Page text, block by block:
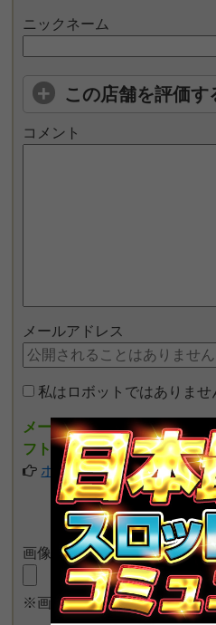
ニックネーム
この店舗を評価す
コメント
メールアドレス
私はロボットではありませ
メールアドレスを入力しポ
フト券がもらえます
ポイントの詳細について
画像をアップロード
※画像長押しで一度に4枚ま